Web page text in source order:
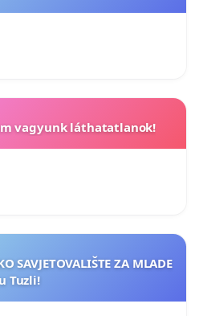
vagyunk láthatatlanok!
SAVJETOVALIŠTE ZA MLADE
u Tuzli!